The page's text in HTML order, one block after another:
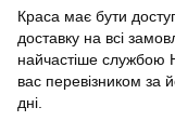
Краса має бути
доставку на всі
найчастіше службою
вас перевізником за
дні.